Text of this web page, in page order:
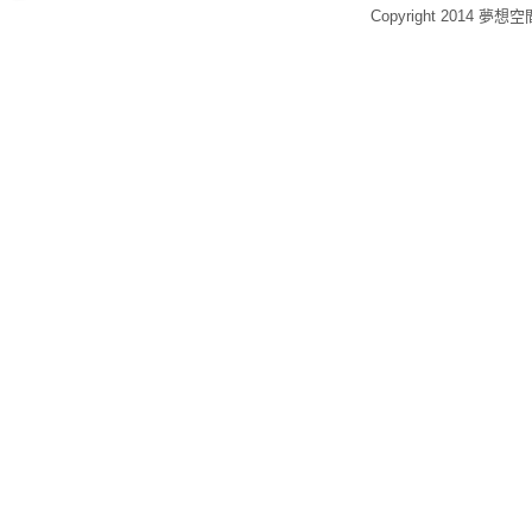
Copyright 2014 夢想